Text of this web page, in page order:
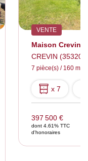
VENTE
CREVIN (35320)
7 pièce(s) / 160 m²
x 7
397 500 €
dont 4.61% TTC
d'honoraires